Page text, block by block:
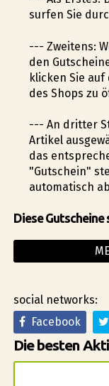
surfen Sie
--- Zweitens:
den
klicken Sie auf
des Shops zu
--- An dritter
Artikel
das
"Gutschein"
automatisch
Diese
social networks:
Facebook
Die besten